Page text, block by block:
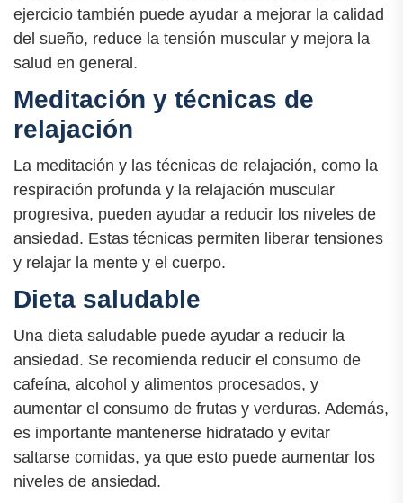
ejercicio también puede ayudar a mejorar la calidad
del sueño, reduce la tensión muscular y mejora la
salud en general.
Meditación y técnicas de
relajación
La meditación y las técnicas de relajación, como la
respiración profunda y la relajación muscular
progresiva, pueden ayudar a reducir los niveles de
ansiedad. Estas técnicas permiten liberar tensiones
y relajar la mente y el cuerpo.
Dieta saludable
Una dieta saludable puede ayudar a reducir la
ansiedad. Se recomienda reducir el consumo de
cafeína, alcohol y alimentos procesados, y
aumentar el consumo de frutas y verduras. Además,
es importante mantenerse hidratado y evitar
saltarse comidas, ya que esto puede aumentar los
niveles de ansiedad.